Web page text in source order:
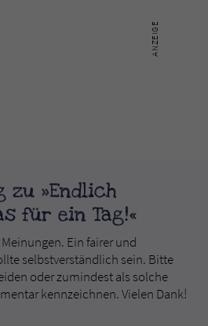
zu »Endlich
für ein Tag!«
Ein fairer und
selbstverständlich sein. Bitte
oder zumindest als solche
kennzeichnen. Vielen Dank!